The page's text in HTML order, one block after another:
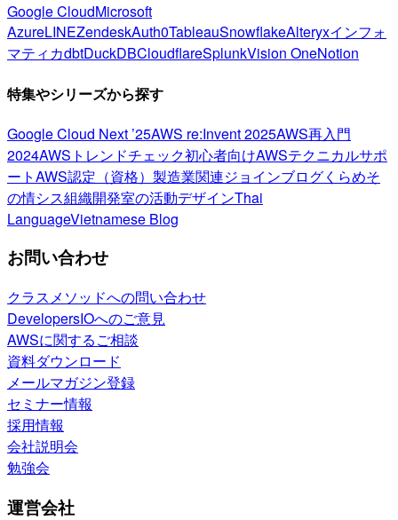
Google CloudMicrosoft
AzureLINEZendeskAuth0TableauSnowflakeAlteryxインフォ
マティカdbtDuckDBCloudflareSplunkVision OneNotion
特集やシリーズから探す
Google Cloud Next ’25AWS re:Invent 2025AWS再入門
2024AWSトレンドチェック初心者向けAWSテクニカルサポ
ートAWS認定（資格） 製造業関連ジョインブログくらめそ
の情シス組織開発室の活動デザインThai
LanguageVietnamese Blog
お問い合わせ
クラスメソッドへの問い合わせ
DevelopersIOへのご意見
AWSに関するご相談
資料ダウンロード
メールマガジン登録
セミナー情報
採用情報
会社説明会
勉強会
運営会社